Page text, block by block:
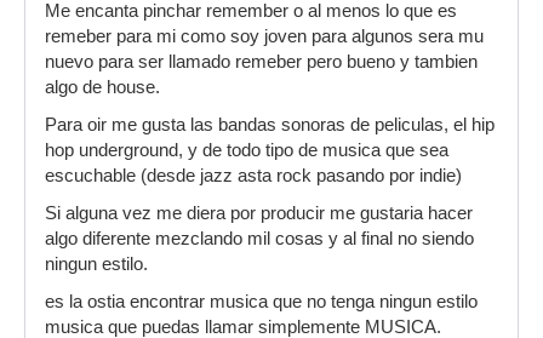
Me encanta pinchar remember o al menos lo que es
remeber para mi como soy joven para algunos sera mu
nuevo para ser llamado remeber pero bueno y tambien
algo de house.
Para oir me gusta las bandas sonoras de peliculas, el hip
hop underground, y de todo tipo de musica que sea
escuchable (desde jazz asta rock pasando por indie)
Si alguna vez me diera por producir me gustaria hacer
algo diferente mezclando mil cosas y al final no siendo
ningun estilo.
es la ostia encontrar musica que no tenga ningun estilo
musica que puedas llamar simplemente MUSICA.